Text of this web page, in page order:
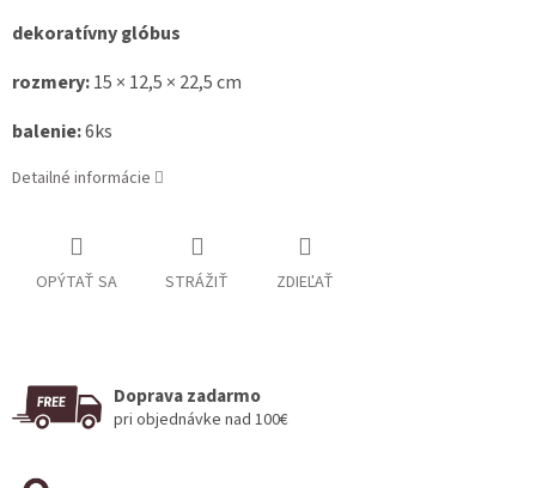
dekoratívny glóbus
rozmery:15 × 12,5 × 22,5 cm
balenie:6ks
Detailné informácie
OPÝTAŤ SA STRÁŽIŤ ZDIEĽAŤ
Doprava zadarmo
pri objednávke nad 100€